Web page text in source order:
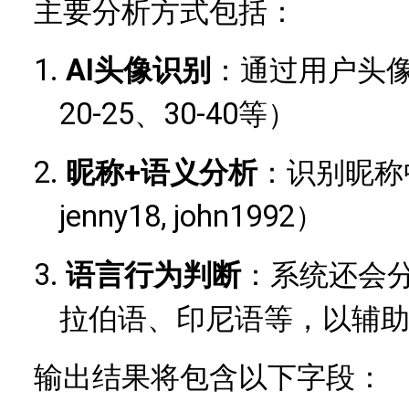
主要分析方式包括：
1. AI头像识别 ：通过用户头
20-25、30-40等）
2. 昵称+语义分析：识别昵
jenny18, john1992）
3. 语言行为判断：系统还会
拉伯语、印尼语等，以辅
输出结果将包含以下字段：